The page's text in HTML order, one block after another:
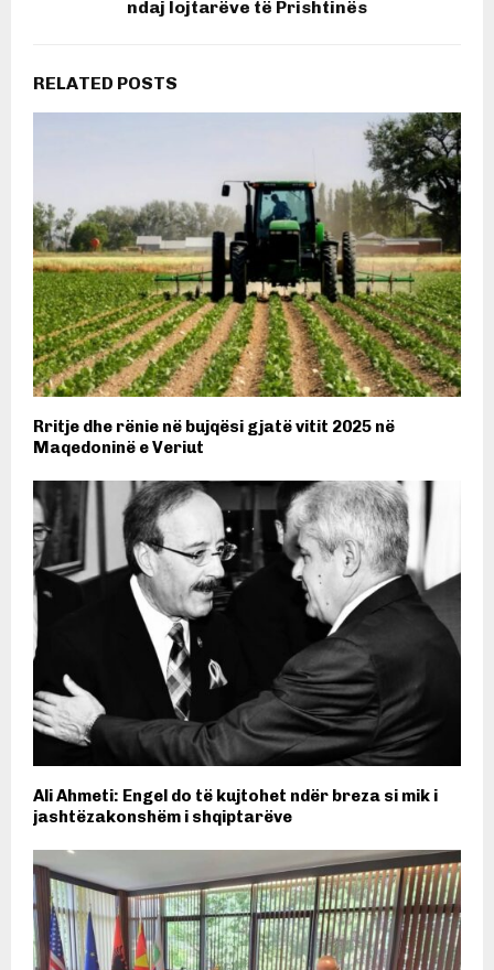
ndaj lojtarëve të Prishtinës
RELATED POSTS
Rritje dhe rënie në bujqësi gjatë vitit 2025 në
Maqedoninë e Veriut
Ali Ahmeti: Engel do të kujtohet ndër breza si mik i
jashtëzakonshëm i shqiptarëve